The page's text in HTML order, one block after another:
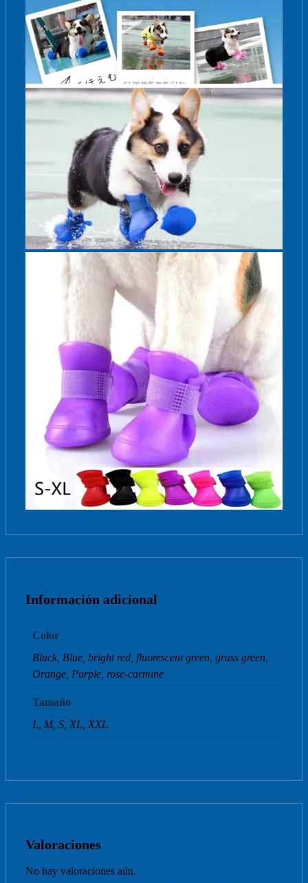
Información adicional
Color
Black, Blue, bright red, fluorescent green, grass green,
Orange, Purple, rose-carmine
Tamaño
L, M, S, XL, XXL
Valoraciones
No hay valoraciones aún.